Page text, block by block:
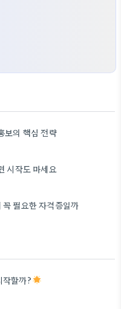
보의 핵심 전략
시작도 마세요
필요한 자격증일까
할까?